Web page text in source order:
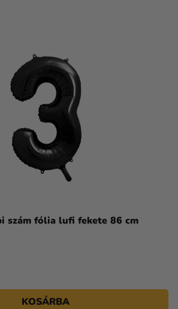
szám fólia lufi fekete 86 cm
KOSÁRBA